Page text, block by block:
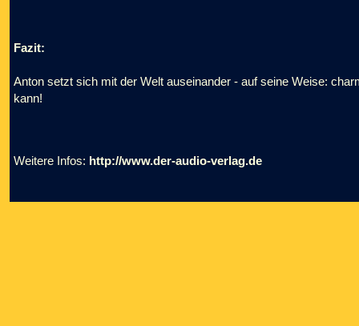
Fazit:
Anton setzt sich mit der Welt auseinander - auf seine Weise:
kann!
Weitere Infos: http://www.der-audio-verlag.de